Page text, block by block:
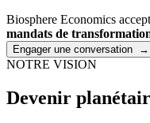
Biosphere Economics
mandats de
Engager une conversation →
NOTRE VISION
Devenir